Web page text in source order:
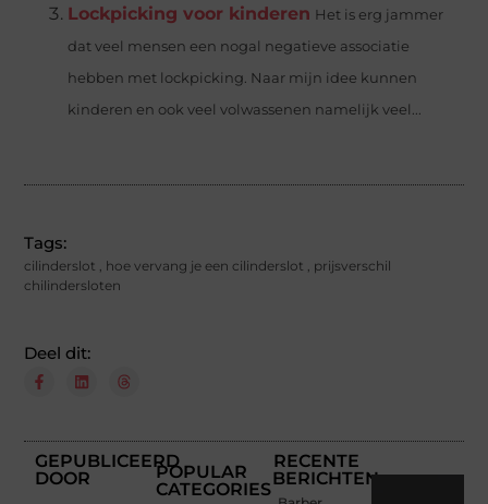
Lockpicking voor kinderen Het is erg jammer
dat veel mensen een nogal negatieve associatie
hebben met lockpicking. Naar mijn idee kunnen
kinderen en ook veel volwassenen namelijk veel...
Tags:
cilinderslot hoe vervang je een cilinderslot
prijsverschil
chilindersloten
Deel dit:
GEPUBLICEERD
DOOR
POPULAR
CATEGORIES
RECENTE
BERICHTEN